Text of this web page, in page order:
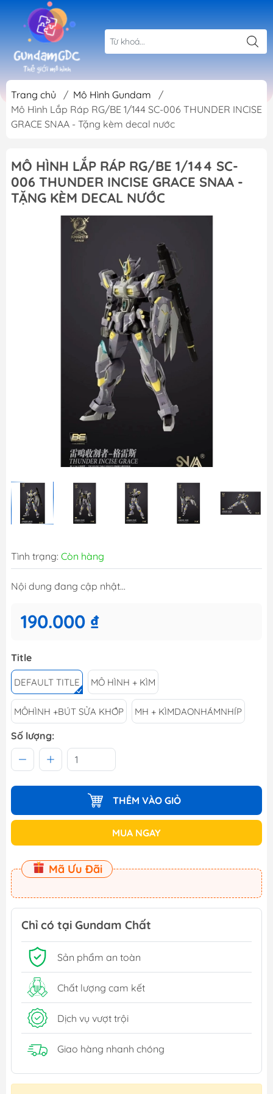
Trang chủ / Mô Hình Gundam
/
Mô Hình Lắp Ráp RG/BE 1/144 SC-006 THUNDER INCISE
GRACE SNAA - Tặng kèm decal nước
MÔ HÌNH LẮP RÁP RG/BE 1/144 SC-
006 THUNDER INCISE GRACE SNAA -
TẶNG KÈM DECAL NƯỚC
Tình trạng: Còn hàng
Nội dung đang cập nhật...
190.000 ₫
Title
DEFAULT TITLE MÔ HÌNH + KÌM
MÔHÌNH +BÚT SỬA KHỚP MH + KÌMDAONHÁMNHÍP
Số lượng:
THÊM VÀO GIỎ
MUA NGAY
Mã Ưu Đãi
Chỉ có tại Gundam Chất
Sản phẩm an toàn
Chất lượng cam kết
Dịch vụ vượt trội
Giao hàng nhanh chóng